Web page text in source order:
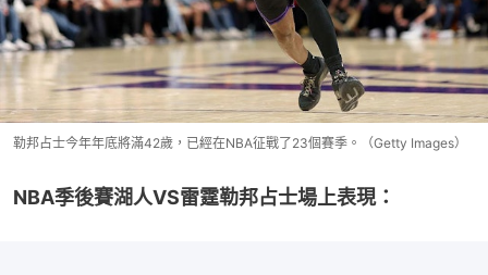
勒邦占士今年年底將滿42歲，已經在NBA征戰了23個賽季。（Getty Images）
NBA季後賽湖人VS雷霆勒邦占士場上表現：